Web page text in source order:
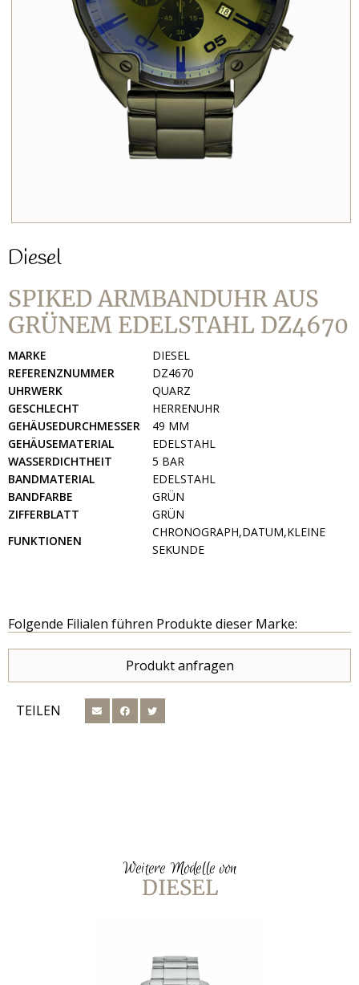
Diesel
SPIKED ARMBANDUHR AUS
GRÜNEM EDELSTAHL DZ4670
MARKE
DIESEL
REFERENZNUMMER
DZ4670
UHRWERK
QUARZ
GESCHLECHT
HERRENUHR
GEHÄUSEDURCHMESSER
49 MM
GEHÄUSEMATERIAL
EDELSTAHL
WASSERDICHTHEIT
5 BAR
BANDMATERIAL
EDELSTAHL
BANDFARBE
GRÜN
ZIFFERBLATT
GRÜN
FUNKTIONEN
CHRONOGRAPH,DATUM,KLEINE
SEKUNDE
Folgende Filialen führen Produkte dieser Marke:
Produkt anfragen
TEILEN
Weitere Modelle von
DIESEL